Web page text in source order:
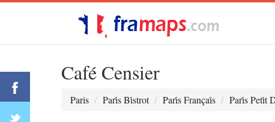
Café Censier
Paris Pari̇s Bi̇strot Pari̇s Françai̇s Pari̇s Peti̇t